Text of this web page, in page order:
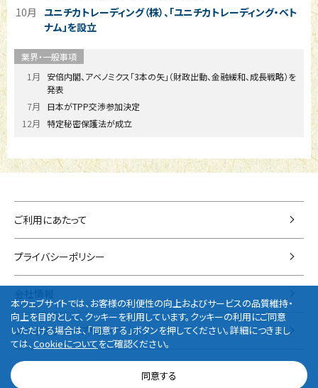
本ウェブサイトでは、お客様の利便性の向上およびサービスの品質維持・
向上を目的として、クッキーを利用しています。クッキーの利用にご同意
いただける場合は、「同意する」ボタンを押してください。詳細につきまし
ては、Cookieについてをご確認ください。
同意する
10月
ユニチカトレーディング（株）、「ユニチカトレーディング・ベト
ナム」を設立
1月
安倍内閣、アベノミクス「3本の矢」（財政出動、金融緩和、成長戦略）を
発表
7月
日本がTPP交渉参加決定
12月
特定秘密保護法が成立
ご利用にあたって
プライバシーポリシー
ユニチカグループサイトへ